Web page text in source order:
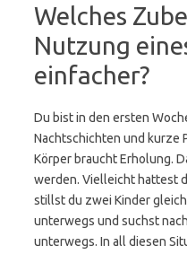
Welches
Nutzung
einfacher?
Du bist in den ersten
Nachtschichten und kurze
Körper braucht Erholung.
werden. Vielleicht hattest
stillst du zwei Kinder
unterwegs und suchst
unterwegs. In all diesen